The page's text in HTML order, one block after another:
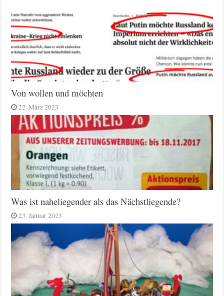
Von wollen und möchten
22. März 2023
Was ist naheliegender als das Nächstliegende?
23. Januar 2023